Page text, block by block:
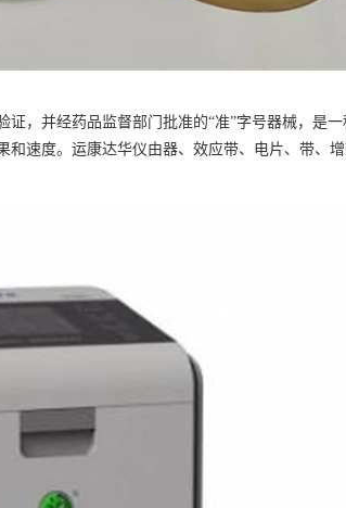
，并经药品监督部门批准的“准”字号器械，是
速度。运康达华仪由器、效应带、电片、带、